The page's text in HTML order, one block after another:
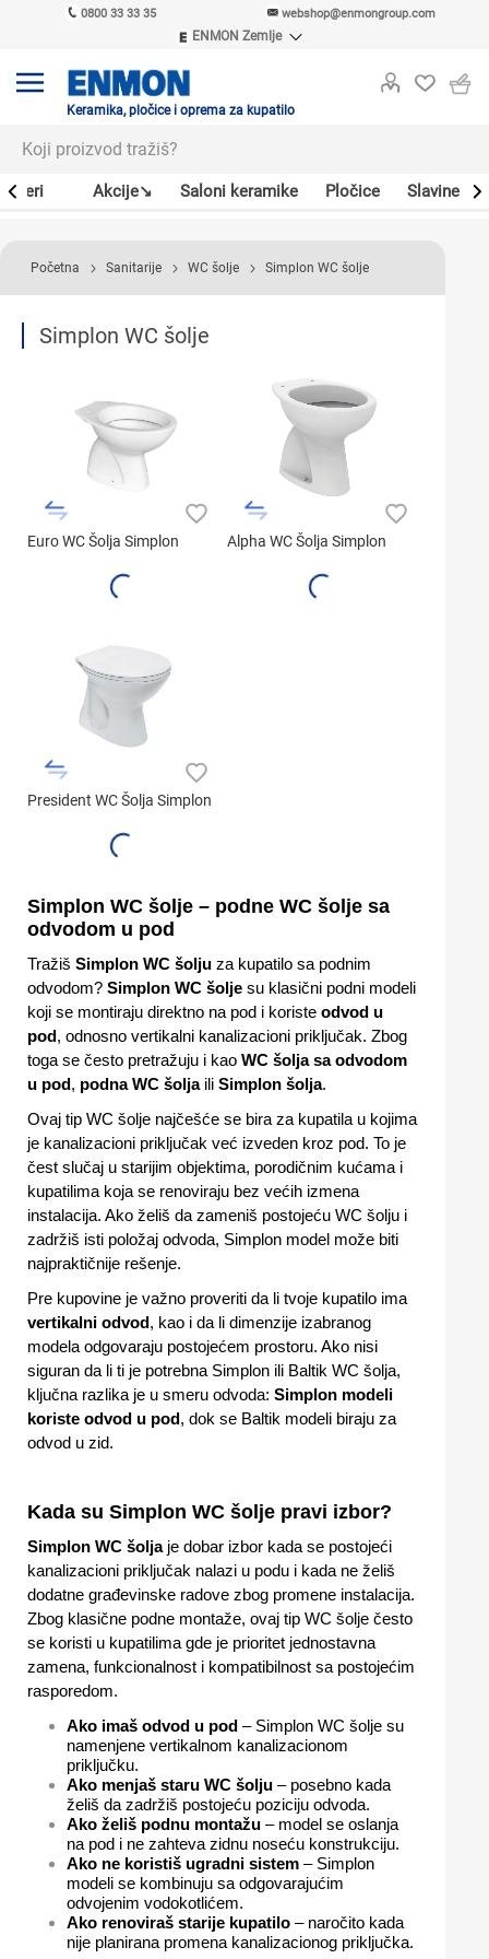
0800 33 33 35 webshop@enmongroup.com
ENMON Zemlje
ENMON MKD
Keramika, pločice i oprema za kupatilo
Akcije↘ Saloni keramike Pločice Slavine
Početna Sanitarije WC šolje Simplon WC šolje
Simplon WC šolje
Euro WC Šolja Simplon Alpha WC Šolja Simplon
President WC Šolja Simplon
Simplon WC šolje – podne WC šolje sa
odvodom u pod
Tražiš Simplon WC šolju za kupatilo sa podnim
odvodom? Simplon WC šolje su klasični podni modeli
koji se montiraju direktno na pod i koriste odvod u
pod, odnosno vertikalni kanalizacioni priključak. Zbog
toga se često pretražuju i kao WC šolja sa odvodom
u pod, podna WC šoljaili Simplon šolja.
Ovaj tip WC šolje najčešće se bira za kupatila u kojima
je kanalizacioni priključak već izveden kroz pod. To je
čest slučaj u starijim objektima, porodičnim kućama i
kupatilima koja se renoviraju bez većih izmena
instalacija. Ako želiš da zameniš postojeću WC šolju i
zadržiš isti položaj odvoda, Simplon model može biti
najpraktičnije rešenje.
Pre kupovine je važno proveriti da li tvoje kupatilo ima
vertikalni odvod, kao i da li dimenzije izabranog
modela odgovaraju postojećem prostoru. Ako nisi
siguran da li ti je potrebna Simplon ili Baltik WC šolja,
ključna razlika je u smeru odvoda: Simplon modeli
koriste odvod u pod, dok se Baltik modeli biraju za
odvod u zid.
Kada su Simplon WC šolje pravi izbor?
Simplon WC šoljaje dobar izbor kada se postojeći
kanalizacioni priključak nalazi u podu i kada ne želiš
dodatne građevinske radove zbog promene instalacija.
Zbog klasične podne montaže, ovaj tip WC šolje često
se koristi u kupatilima gde je prioritet jednostavna
zamena, funkcionalnost i kompatibilnost sa postojećim
rasporedom.
Ako imaš odvod u pod – Simplon WC šolje su
namenjene vertikalnom kanalizacionom
priključku.
Ako menjaš staru WC šolju – posebno kada
želiš da zadržiš postojeću poziciju odvoda.
Ako želiš podnu montažu – model se oslanja
na pod i ne zahteva zidnu noseću konstrukciju.
Ako ne koristiš ugradni sistem – Simplon
modeli se kombinuju sa odgovarajućim
odvojenim vodokotlićem.
Ako renoviraš starije kupatilo – naročito kada
nije planirana promena kanalizacionog priključka.